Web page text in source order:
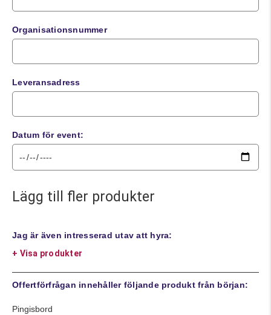
Organisationsnummer
Leveransadress
Datum för event:
Lägg till fler produkter
Jag är även intresserad utav att hyra:
+ Visa produkter
Offertförfrågan innehåller följande produkt från början:
Pingisbord